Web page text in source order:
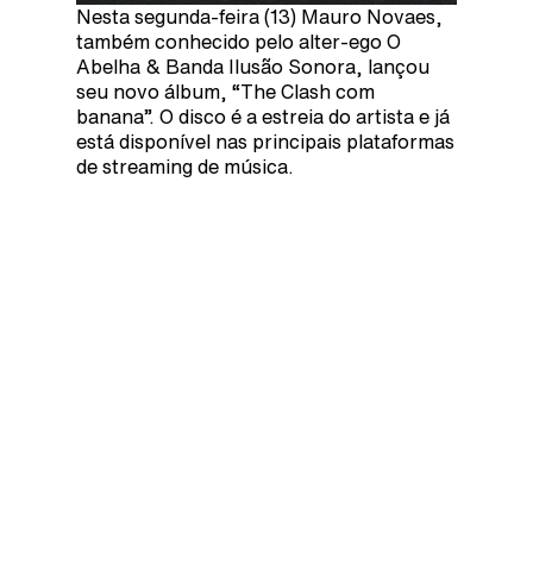
Nesta segunda-feira (13) Mauro Novaes,
também conhecido pelo alter-ego O
Abelha & Banda Ilusão Sonora, lançou
seu novo álbum, “The Clash com
banana”. O disco é a estreia do artista e já
está disponível nas principais plataformas
de streaming de música.